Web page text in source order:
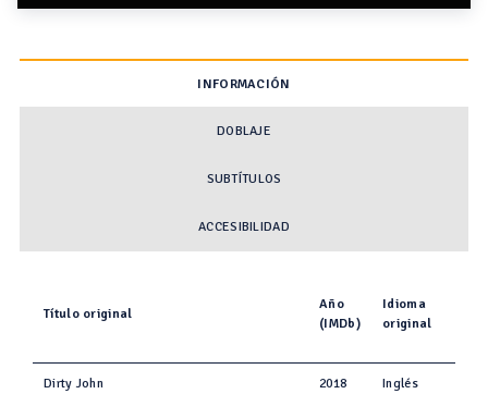
INFORMACIÓN
DOBLAJE
SUBTÍTULOS
ACCESIBILIDAD
Título original
Año
(IMDb)
Idioma
original
Dirty John 2018 Inglés